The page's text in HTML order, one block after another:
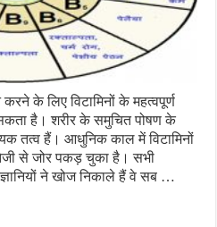
के लिए विटामिनों के महत्वपूर्ण
है। शरीर के समुचित पोषण के
तत्व हैं। आधुनिक काल में विटामिनों
से जोर पकड़ चुका है। सभी
ने खोज निकाले हैं वे सब …